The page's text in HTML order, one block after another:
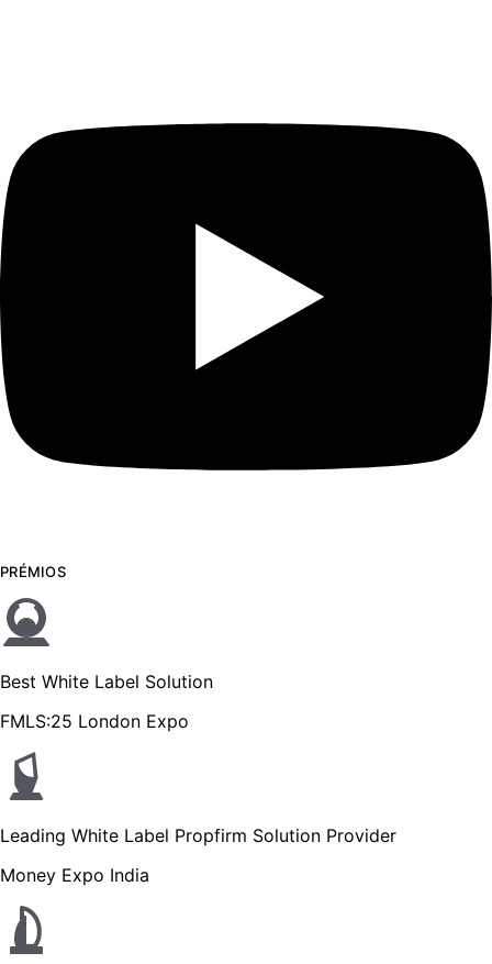
PRÉMIOS
Best White Label Solution
FMLS:25 London Expo
Leading White Label Propfirm Solution Provider
Money Expo India